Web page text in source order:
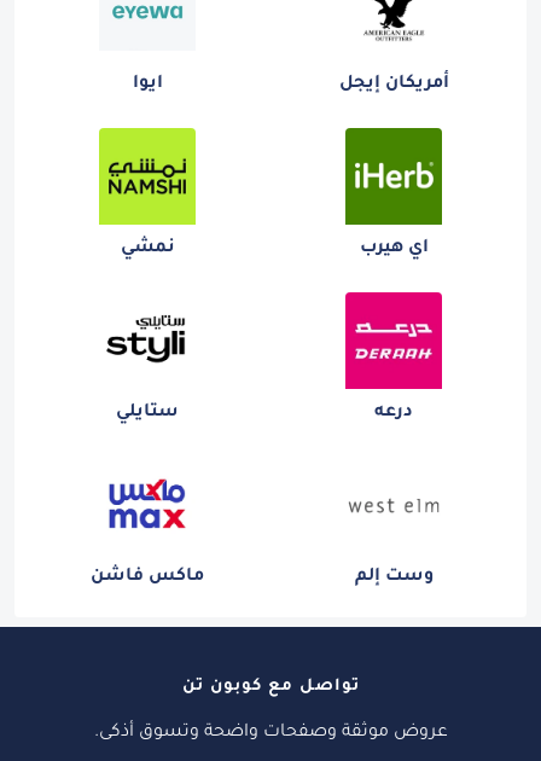
أمريكان إيجل ايوا
اي هيرب نمشي
درعه ستايلي
وست إلم ماكس فاشن
تواصل مع كوبون تن
عروض موثقة وصفحات واضحة وتسوق أذكى.